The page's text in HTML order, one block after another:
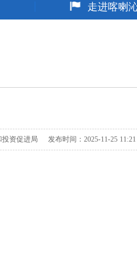
走进喀喇
投资促进局 发布时间：2025-11-25